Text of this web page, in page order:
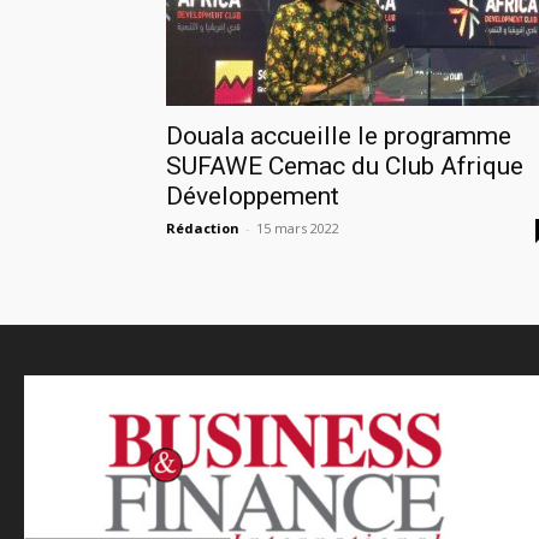
Douala accueille le programme
SUFAWE Cemac du Club Afrique
Développement
Rédaction - 15 mars 2022